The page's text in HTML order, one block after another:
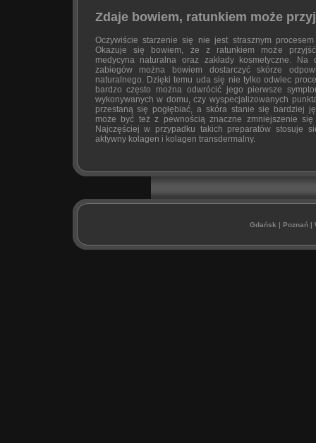
Zdaje bowiem, ratunkiem może
Oczywiście starzenie się nie jest strasznym
Okazuje się bowiem, że z ratunkiem może przyjść
medycyna naturalna oraz zakłady kosmetyczne. Na
zabiegów można bowiem dostarczyć skórze
naturalnego. Dzięki temu uda się nie tylko odwlec
bardzo często można odwrócić jego pierwsze
wykonywanych w domu, czy wyspecjalizowanych
przestaną się pogłębiać, a skóra stanie się bardziej
może być też z pewnością znaczne zmniejszenie
Najczęściej w przypadku takich preparatów stosuje
aktywny kolagen i kolagen transdermalny.
Gdańsk | Poznań|